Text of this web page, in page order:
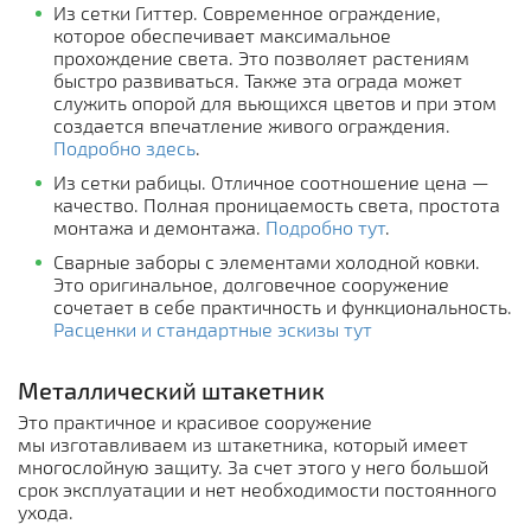
Из сетки Гиттер. Современное ограждение,
которое обеспечивает максимальное
прохождение света. Это позволяет растениям
быстро развиваться. Также эта ограда может
служить опорой для вьющихся цветов и при этом
создается впечатление живого ограждения.
Подробно здесь.
Из сетки рабицы. Отличное соотношение цена —
качество. Полная проницаемость света, простота
монтажа и демонтажа. Подробно тут.
Сварные заборы с элементами холодной ковки.
Это оригинальное, долговечное сооружение
сочетает в себе практичность и функциональность.
Расценки и стандартные эскизы тут
Металлический штакетник
Это практичное и красивое сооружение
мы изготавливаем из штакетника, который имеет
многослойную защиту. За счет этого у него большой
срок эксплуатации и нет необходимости постоянного
ухода.